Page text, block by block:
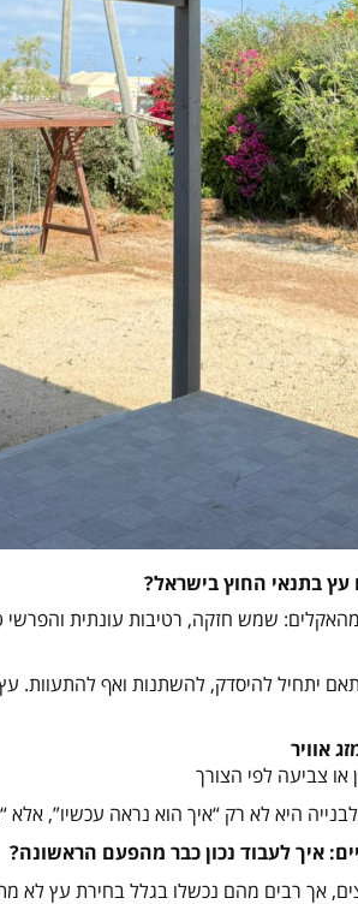
בתנאי החוץ בישראל?
שמש חזקה, רטיבות עונתית
יתחיל להיסדק, להשתנות ואף להתעוות.
אוויר
או צביעה לפי הצורך
היא לא רק “איך הוא נראה עכשיו”, אלא
איך לעבוד נכון כבר מהפעם הראשונה?
אך רבים מהם נכשלו בגלל בחירת עץ לא